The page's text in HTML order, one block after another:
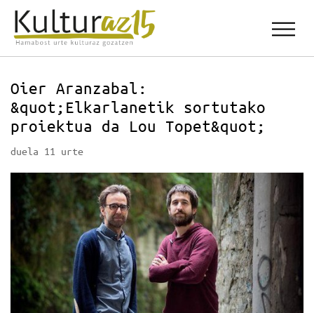
Oier Aranzabal:
&quot;Elkarlanetik sortutako
proiektua da Lou Topet&quot;
duela 11 urte